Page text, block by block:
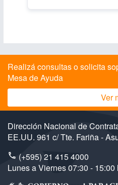
Realizá consultas o solicita
Mesa de Ayuda
Ver
Dirección Nacional de
EE.UU. 961 c/ Tte. Fariña -
(+595) 21 415 4000
Lunes a Viernes 07:30 - 15:00